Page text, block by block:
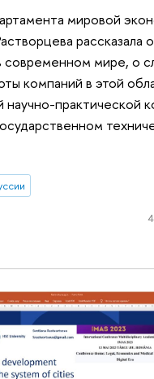
мировой
рассказала
современном мире, о
компаний в этой
практической